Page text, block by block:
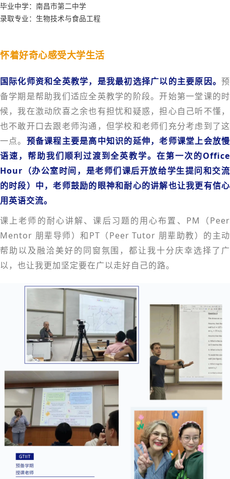
毕业中学： 南昌市第二中学
录取专业：生物技术与食品工程
怀着好奇心感受大学生活
国际化师资和全英教学，是我最初选择广以的主要原因。 预
备学期是帮助我们适应全英教学的阶段。开始第一堂课的时
候，我在激动欣喜之余也有担忧和疑惑，担心自己听不懂，
也不敢开口去跟老师沟通，但学校和老师们充分考虑到了这
一点。 预备课程主要是高中知识的延伸，老师课堂上会放慢
语速，帮助我们顺利过渡到全英教学。在第一次的Office
Hour（办公室时间，是老师们课后开放给学生提问和交流
的时段）中，老师鼓励的眼神和耐心的讲解也让我更有信心
用英语交流。
课上老师的耐心讲解、课后习题的用心布置、PM（Peer
Mentor 朋辈导师）和PT（Peer Tutor 朋辈助教）的主动
帮助以及融洽美好的同窗氛围，都让我十分庆幸选择了广
以，也让我更加坚定要在广以走好自己的路。